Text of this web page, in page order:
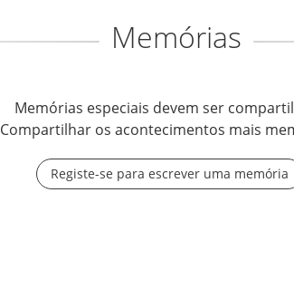
Memórias
Memórias especiais devem ser
Compartilhar os acontecimentos mais
Registe-se para escrever uma memória